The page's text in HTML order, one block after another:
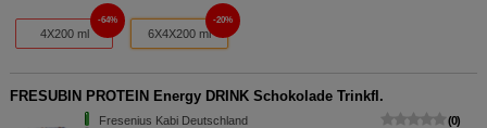
4X200 ml
64%
6X4X200 ml
20%
FRESUBIN PROTEIN Energy DRINK Schokolade Trinkfl.
Fresenius Kabi Deutschland
0